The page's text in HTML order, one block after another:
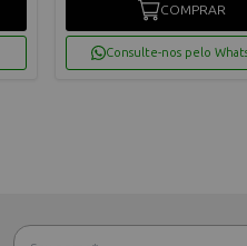
COMPRAR
Consulte-nos pelo